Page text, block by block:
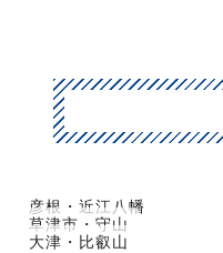
彦根・近江八幡
草津市・守山
大津・比叡山